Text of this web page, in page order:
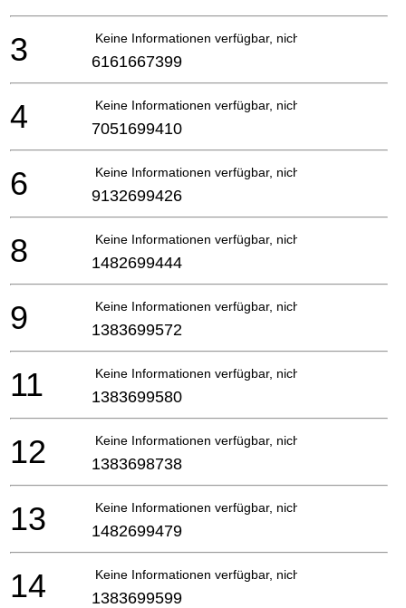
Keine Informationen verfügbar, nicht bestellbar
3 6161667399
Keine Informationen verfügbar, nicht bestellbar
4 7051699410
Keine Informationen verfügbar, nicht bestellbar
6 9132699426
Keine Informationen verfügbar, nicht bestellbar
8 1482699444
Keine Informationen verfügbar, nicht bestellbar
9 1383699572
Keine Informationen verfügbar, nicht bestellbar
11 1383699580
Keine Informationen verfügbar, nicht bestellbar
12 1383698738
Keine Informationen verfügbar, nicht bestellbar
13 1482699479
Keine Informationen verfügbar, nicht bestellbar
14 1383699599